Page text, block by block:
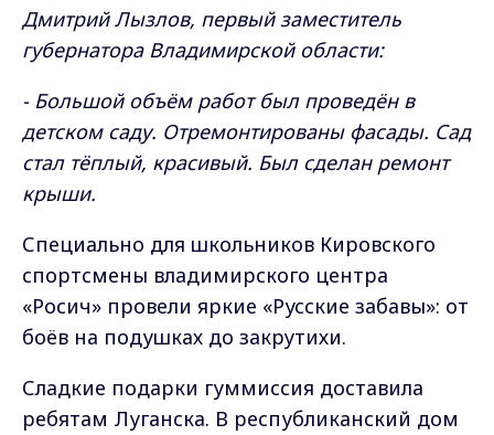
Дмитрий Лызлов, первый заместитель
губернатора Владимирской области:
- Большой объём работ был проведён в
детском саду. Отремонтированы фасады. Сад
стал тёплый, красивый. Был сделан ремонт
крыши.
Специально для школьников Кировского
спортсмены владимирского центра
«Росич» провели яркие «Русские забавы»: от
боёв на подушках до закрутихи.
Сладкие подарки гуммиссия доставила
ребятам Луганска. В республиканский дом